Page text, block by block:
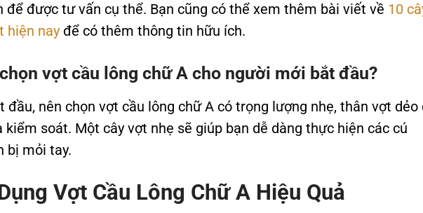
để được tư vấn cụ thể. Bạn cũng có thể xem thêm bài viết về 10
hiện nayđể có thêm thông tin hữu ích.
vợt cầu lông chữ A cho người mới bắt đầu?
nên chọn vợt cầu lông chữ A có trọng lượng nhẹ, thân vợt dẻo
kiểm soát. Một cây vợt nhẹ sẽ giúp bạn dễ dàng thực hiện các cú
bị mỏi tay.
Vợt Cầu Lông Chữ A Hiệu Quả